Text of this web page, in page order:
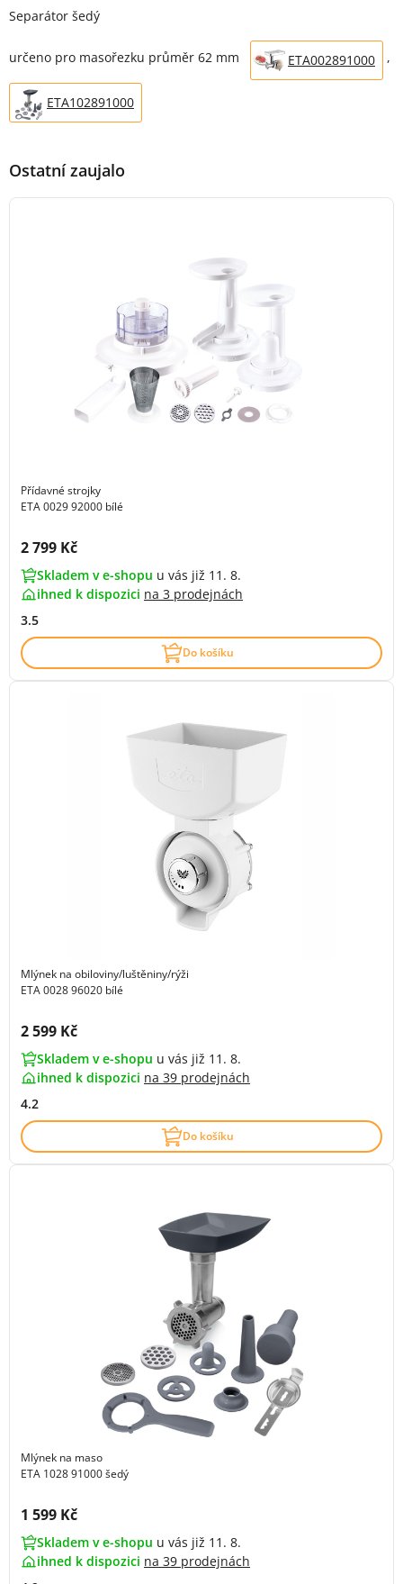
Separátor šedý
určeno pro masořezku průměr 62 mm ETA002891000 ,
ETA102891000
Ostatní zaujalo
Přídavné strojky
ETA 0029 92000 bílé
Cena s DPH:
2 799 Kč
Skladem v e-shopu u vás již 11. 8.
ihned k dispozici na 3 prodejnách
3.5
Do košíku
Mlýnek na obiloviny/luštěniny/rýži
ETA 0028 96020 bílé
Cena s DPH:
2 599 Kč
Skladem v e-shopu u vás již 11. 8.
ihned k dispozici na 39 prodejnách
4.2
Do košíku
Mlýnek na maso
ETA 1028 91000 šedý
Cena s DPH:
1 599 Kč
Skladem v e-shopu u vás již 11. 8.
ihned k dispozici na 39 prodejnách